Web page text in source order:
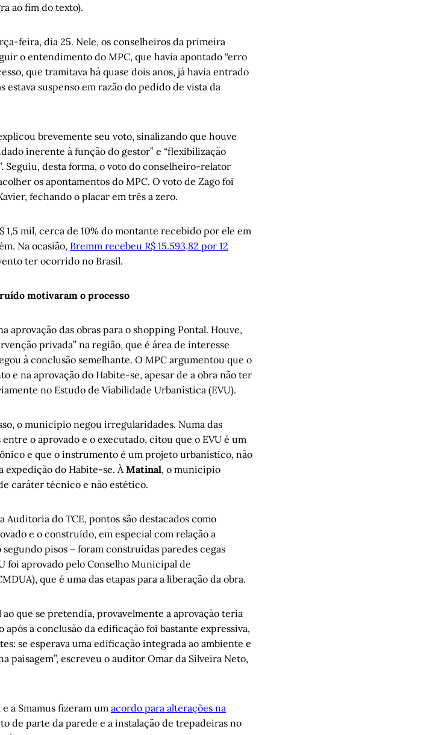
ao fim do texto).
feira, dia 25. Nele, os conselheiros da primeira
o entendimento do MPC, que havia apontado “erro
que tramitava há quase dois anos, já havia entrado
estava suspenso em razão do pedido de vista da
brevemente seu voto, sinalizando que houve
inerente à função do gestor” e “flexibilização
Seguiu, desta forma, o voto do conselheiro-relator
os apontamentos do MPC. O voto de Zago foi
fechando o placar em três a zero.
1,5 mil, cerca de 10% do montante recebido por ele em
Na ocasião, Bremm recebeu R$ 15.593,82 por 12
ter ocorrido no Brasil.
motivaram o processo
aprovação das obras para o shopping Pontal. Houve,
privada” na região, que é área de interesse
à conclusão semelhante. O MPC argumentou que o
e na aprovação do Habite-se, apesar de a obra não ter
no Estudo de Viabilidade Urbanística (EVU).
o município negou irregularidades. Numa das
o aprovado e o executado, citou que o EVU é um
e que o instrumento é um projeto urbanístico, não
expedição do Habite-se. À Matinal, o município
caráter técnico e não estético.
Auditoria do TCE, pontos são destacados como
e o construído, em especial com relação a
pisos – foram construídas paredes cegas
foi aprovado pelo Conselho Municipal de
que é uma das etapas para a liberação da obra.
que se pretendia, provavelmente a aprovação teria
a conclusão da edificação foi bastante expressiva,
se esperava uma edificação integrada ao ambiente e
paisagem”, escreveu o auditor Omar da Silveira Neto,
a Smamus fizeram um acordo para alterações na
de parte da parede e a instalação de trepadeiras no